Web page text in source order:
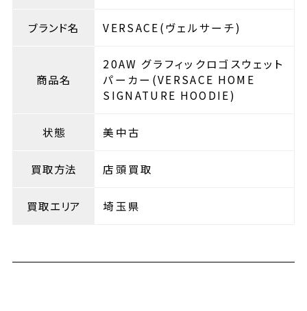
ブランド名 VERSACE(ヴェルサーチ)
商品名
20AW グラフィックロゴスウェット
パーカー(VERSACE HOME
SIGNATURE HOODIE)
状態 美中古
買取方法 店頭買取
買取エリア 埼玉県